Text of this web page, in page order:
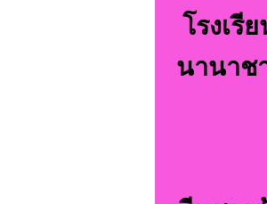
โรงเรี
นานาช